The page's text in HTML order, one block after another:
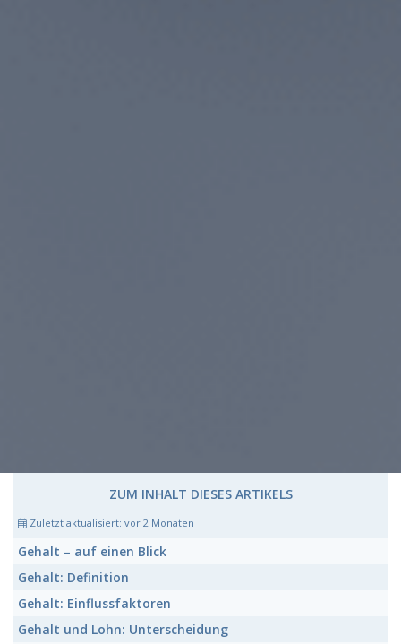
ZUM INHALT DIESES ARTIKELS
Zuletzt aktualisiert: vor 2 Monaten
Gehalt – auf einen Blick
Gehalt: Definition
Gehalt: Einflussfaktoren
Gehalt und Lohn: Unterscheidung